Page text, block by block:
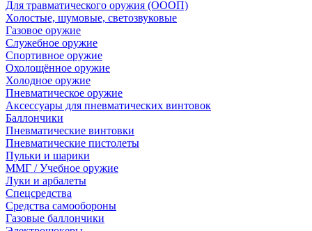
Для травматического оружия (ОООП)
Холостые, шумовые, светозвуковые
Газовое оружие
Служебное оружие
Спортивное оружие
Охолощённое оружие
Холодное оружие
Пневматическое оружие
Аксессуары для пневматических винтовок
Баллончики
Пневматические винтовки
Пневматические пистолеты
Пульки и шарики
ММГ / Учебное оружие
Луки и арбалеты
Спецсредства
Средства самообороны
Газовые баллончики